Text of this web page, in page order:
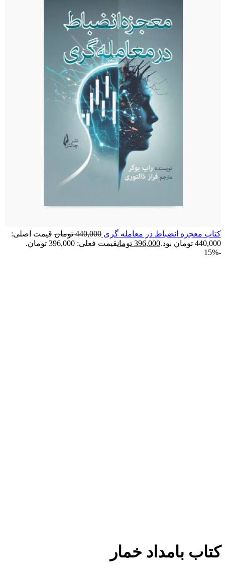
کتاب معجزه انضباط در معامله گری 440,000 تومان قیمت اصلی:
440,000 تومان بود.
396,000 تومانقیمت فعلی: 396,000 تومان.
-15%
کتاب بامداد خمار